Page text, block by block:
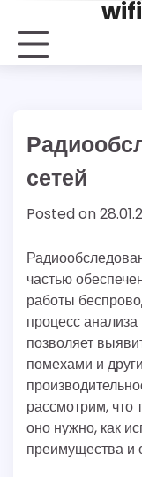
content
сетей
Posted on
частью
работы
процесс
позволяет
помехами и
рассмотрим, что
оно нужно, как
преимущества и